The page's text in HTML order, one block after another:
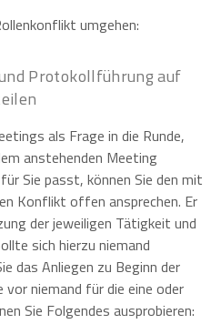
umgehen:
Protokollführung auf
als Frage in die Runde,
anstehenden Meeting
Sie passt, können Sie den mit
Konflikt offen ansprechen. Er
der jeweiligen Tätigkeit und
sich hierzu niemand
das Anliegen zu Beginn der
vor niemand für die eine oder
Sie Folgendes ausprobieren: